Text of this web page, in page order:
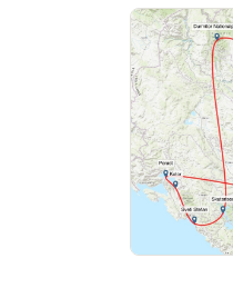
riesigen
Freuen Sie